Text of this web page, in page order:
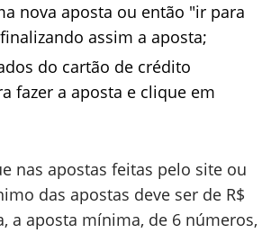
nova aposta ou então "ir para
assim a aposta;
do cartão de crédito
fazer a aposta e clique em
nas apostas feitas pelo site ou
das apostas deve ser de R$
a aposta mínima, de 6 números,